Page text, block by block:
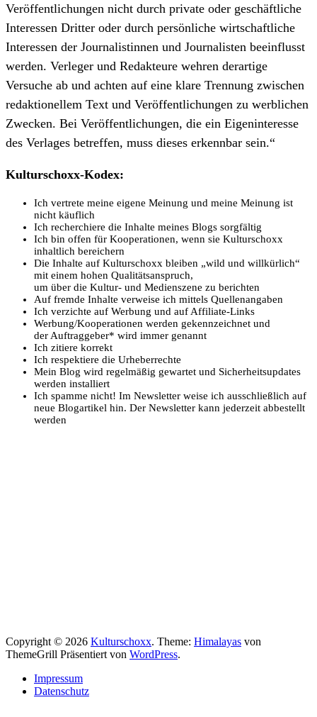
Veröffentlichungen nicht durch private oder geschäftliche
Interessen Dritter oder durch persönliche wirtschaftliche
Interessen der Journalistinnen und Journalisten beeinflusst
werden. Verleger und Redakteure wehren derartige
Versuche ab und achten auf eine klare Trennung zwischen
redaktionellem Text und Veröffentlichungen zu werblichen
Zwecken. Bei Veröffentlichungen, die ein Eigeninteresse
des Verlages betreffen, muss dieses erkennbar sein.“
Kulturschoxx-Kodex:
Ich vertrete meine eigene Meinung und meine Meinung ist
nicht käuflich
Ich recherchiere die Inhalte meines Blogs sorgfältig
Ich bin offen für Kooperationen, wenn sie Kulturschoxx
inhaltlich bereichern
Die Inhalte auf Kulturschoxx bleiben „wild und willkürlich“
mit einem hohen Qualitätsanspruch,
um über die Kultur- und Medienszene zu berichten
Auf fremde Inhalte verweise ich mittels Quellenangaben
Ich verzichte auf Werbung und auf Affiliate-Links
Werbung/Kooperationen werden gekennzeichnet und
der Auftraggeber* wird immer genannt
Ich zitiere korrekt
Ich respektiere die Urheberrechte
Mein Blog wird regelmäßig gewartet und Sicherheitsupdates
werden installiert
Ich spamme nicht! Im Newsletter weise ich ausschließlich auf
neue Blogartikel hin. Der Newsletter kann jederzeit abbestellt
werden
Teilen
Copyright © 2026 Kulturschoxx. Theme: Himalayas von
ThemeGrill Präsentiert von WordPress.
Impressum
Datenschutz